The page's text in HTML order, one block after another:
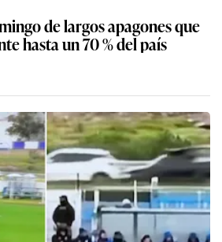
de largos apagones que
hasta un 70 % del país